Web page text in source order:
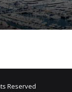
что
Reserved